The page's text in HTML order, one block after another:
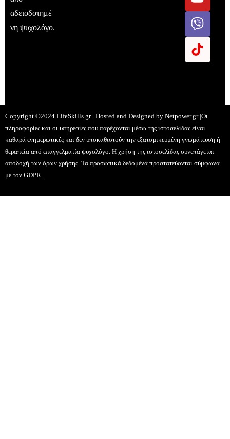
αδειοδοτημέ
νη ψυχολόγο.
Copyright ©2024 LifeSkills.gr | Hosted and Designed by Netpower.gr |Οι
πληροφορίες και οι υπηρεσίες που παρέχονται μέσω της ιστοσελίδας είναι
καθαρά ενημερωτικές και δεν υποκαθιστούν την εξατομικευμένη γνωμάτευση ή
θεραπεία από επαγγελματία ψυχολόγο. Η χρήση της ιστοσελίδας συνεπάγεται
αποδοχή των όρων χρήσης. Τα προσωπικά δεδομένα προστατεύονται σύμφωνα
με τον GDPR.